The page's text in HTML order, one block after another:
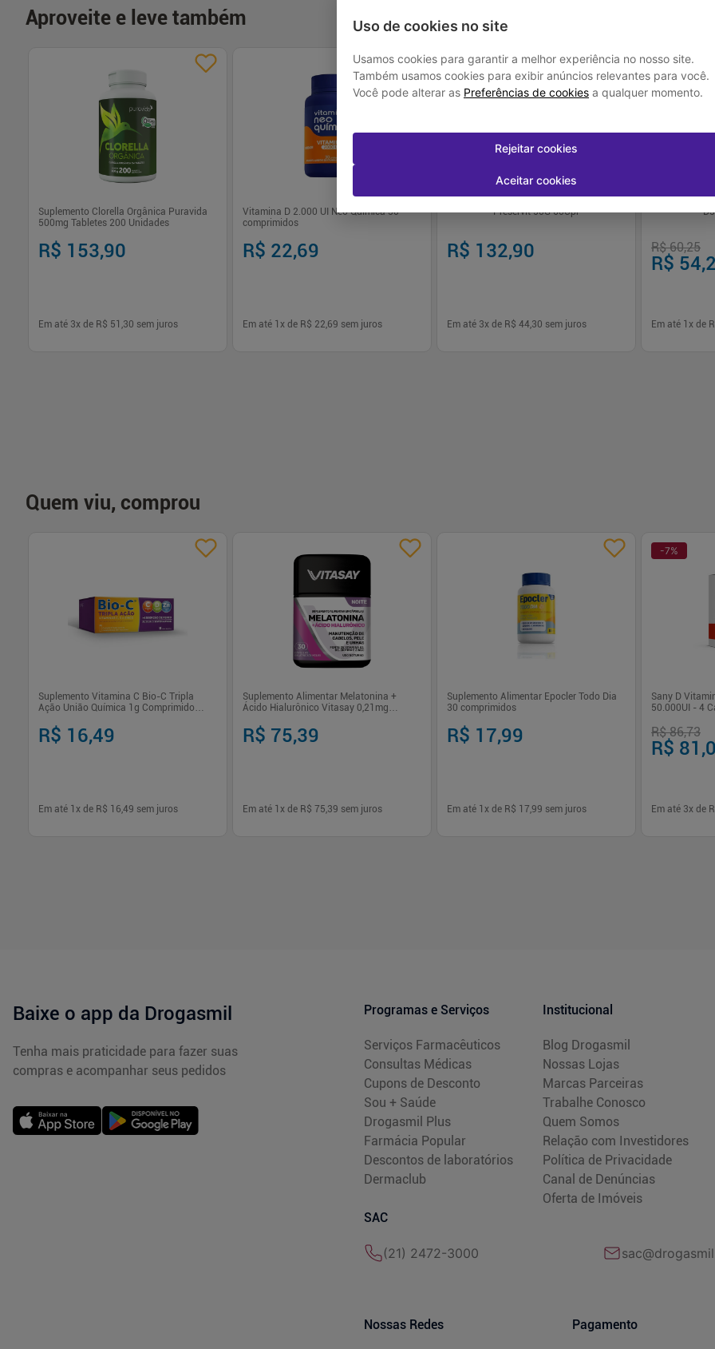
Uso de cookies no site
Usamos cookies para garantir a melhor experiência no nosso site.
Também usamos cookies para exibir anúncios relevantes para você.
Você pode alterar as Preferências de cookies a qualquer momento.
Rejeitar cookies
Aceitar cookies
Aproveite e leve também
Suplemento Clorella Orgânica Puravida
500mg Tabletes 200 Unidades
R$ 153,90
Em até 3x de R$ 51,30 sem juros
Vitamina D 2.000 UI Neo Química 30
comprimidos
R$ 22,69
Em até 1 x de R$ 22,69 sem juros
Preservit 50G 60Cpr
R$ 132,90
Em até 3x de R$ 44,30 sem juros
-10 %
R$ 60,25
R$
Em até 1 x de
Quem viu, comprou
Suplemento Vitamina C Bio-C Tripla
Ação União Química 1g Comprimido
R$ 16,49
Em até 1 x de R$ 16,49 sem juros
Suplemento Alimentar Melatonina +
Ácido Hialurônico Vitasay 0,21mg
R$ 75,39
Em até 1 x de R$ 75,39 sem juros
Suplemento Alimentar Epocler Todo Dia
30 comprimidos
R$ 17,99
Em até 1 x de R$ 17,99 sem juros
-7%
Sany D
50.000UI - 4
R$ 86,73
R$
Em até 3x de
Baixe o app da Drogasmil
Tenha mais praticidade para fazer suas
compras e acompanhar seus pedidos
Programas e Serviços
Serviços Farmacêuticos
Consultas Médicas
Cupons de Desconto
Sou + Saúde
Drogasmil Plus
Farmácia Popular
Descontos de laboratórios
Dermaclub
Institucional
Blog Drogasmil
Nossas Lojas
Marcas Parceiras
Trabalhe Conosco
Quem Somos
Relação com Investidores
Política de Privacidade
Canal de Denúncias
Oferta de Imóveis
SAC
(21) 2472-3000
Nossas Redes Pagamento